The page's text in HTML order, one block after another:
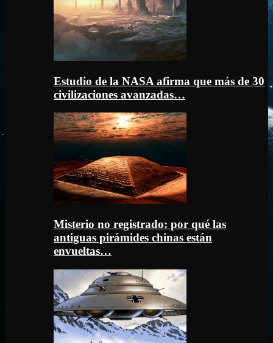
Estudio de la NASA afirma que más de 30
civilizaciones avanzadas…
Misterio no registrado: por qué las
antiguas pirámides chinas están
envueltas…